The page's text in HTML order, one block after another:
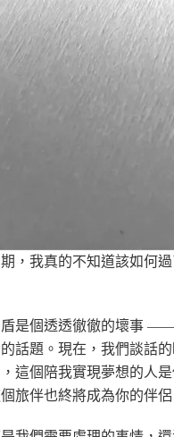
，我真的不知道該如何
是個透透徹徹的壞事
話題。現在，我們談話
這個陪我實現夢想的人
旅伴也終將成為你的伴侶